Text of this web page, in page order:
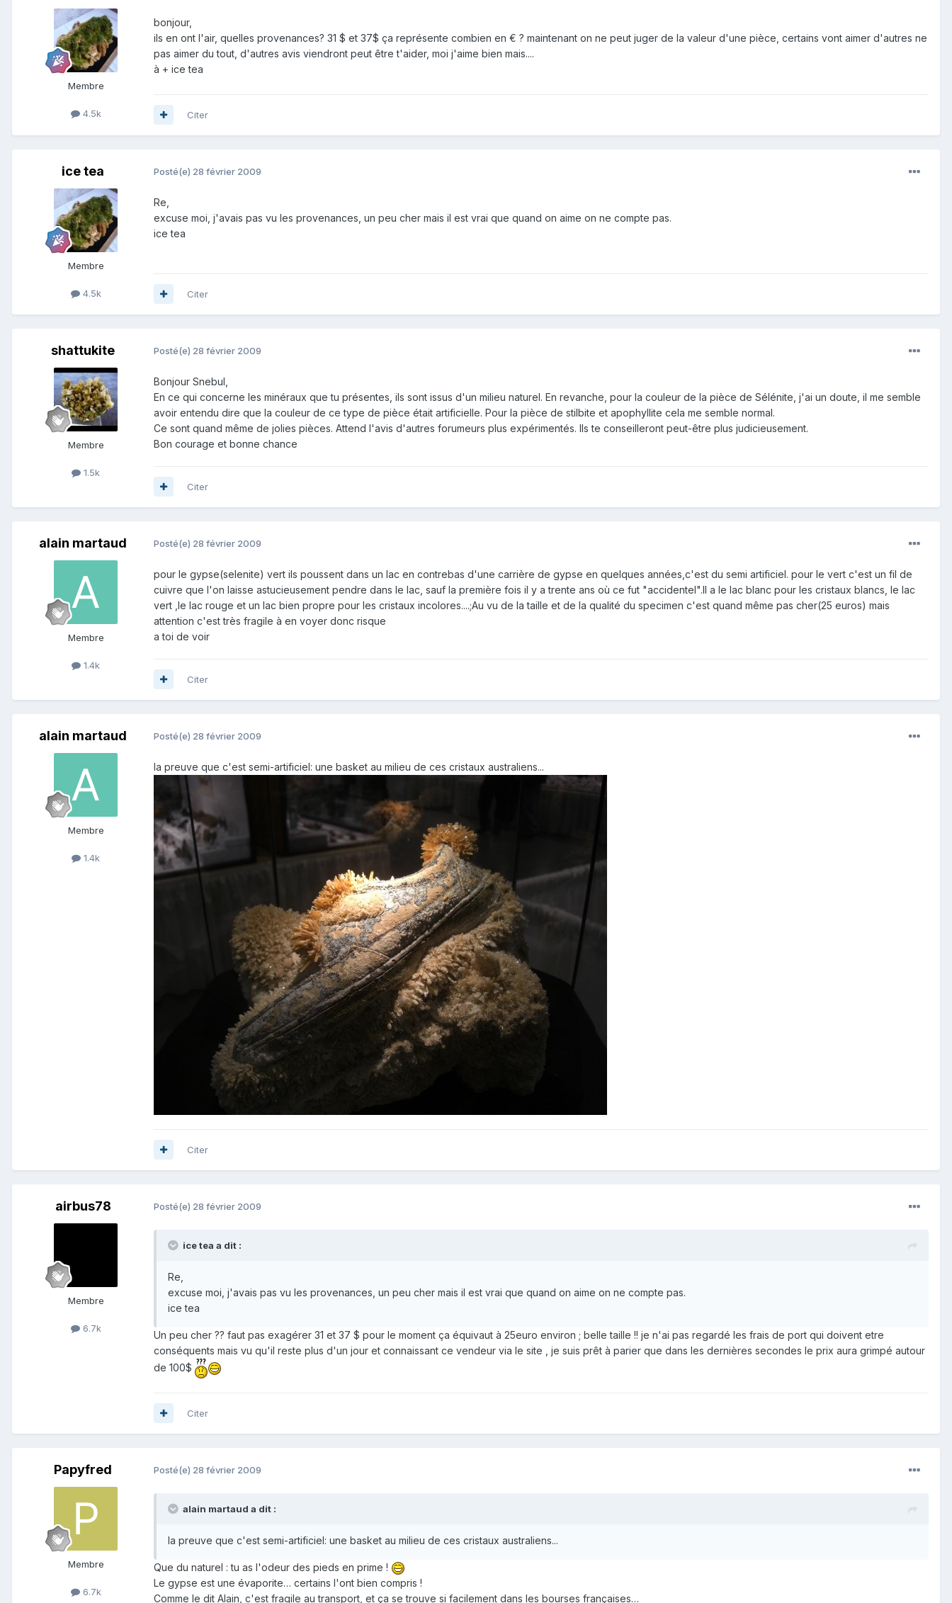
Membre
4.5k
bonjour,
ils en ont l'air, quelles provenances? 31 $ et 37$ ça représente combien en € ? maintenant on ne peut juger de la valeur d'une pièce, certains vont aimer d'autres ne
pas aimer du tout, d'autres avis viendront peut être t'aider, moi j'aime bien mais....
à + ice tea
Citer
ice tea
Membre
4.5k
Posté(e) 28 février 2009
Re,
excuse moi, j'avais pas vu les provenances, un peu cher mais il est vrai que quand on aime on ne compte pas.
ice tea
Citer
shattukite
Membre
1.5k
Posté(e) 28 février 2009
Bonjour Snebul,
En ce qui concerne les minéraux que tu présentes, ils sont issus d'un milieu naturel. En revanche, pour la couleur de la pièce de Sélénite, j'ai un doute, il me semble
avoir entendu dire que la couleur de ce type de pièce était artificielle. Pour la pièce de stilbite et apophyllite cela me semble normal.
Ce sont quand même de jolies pièces. Attend l'avis d'autres forumeurs plus expérimentés. Ils te conseilleront peut-être plus judicieusement.
Bon courage et bonne chance
Citer
alain martaud
Membre
1.4k
Posté(e) 28 février 2009
pour le gypse(selenite) vert ils poussent dans un lac en contrebas d'une carrière de gypse en quelques années,c'est du semi artificiel. pour le vert c'est un fil de
cuivre que l'on laisse astucieusement pendre dans le lac, sauf la première fois il y a trente ans où ce fut "accidentel".Il a le lac blanc pour les cristaux blancs, le lac
vert ,le lac rouge et un lac bien propre pour les cristaux incolores....;Au vu de la taille et de la qualité du specimen c'est quand même pas cher(25 euros) mais
attention c'est très fragile à en voyer donc risque
a toi de voir
Citer
alain martaud
Membre
1.4k
Posté(e) 28 février 2009
la preuve que c'est semi-artificiel: une basket au milieu de ces cristaux australiens...
Citer
airbus78
Membre
6.7k
Posté(e) 28 février 2009
ice tea a dit :
Re,
excuse moi, j'avais pas vu les provenances, un peu cher mais il est vrai que quand on aime on ne compte pas.
ice tea
Un peu cher ?? faut pas exagérer 31 et 37 $ pour le moment ça équivaut à 25euro environ ; belle taille !! je n'ai pas regardé les frais de port qui doivent etre
conséquents mais vu qu'il reste plus d'un jour et connaissant ce vendeur via le site , je suis prêt à parier que dans les dernières secondes le prix aura grimpé autour
de 100$
Citer
Papyfred
Membre
6.7k
Posté(e) 28 février 2009
alain martaud a dit :
la preuve que c'est semi-artificiel: une basket au milieu de ces cristaux australiens...
Que du naturel : tu as l'odeur des pieds en prime !
Le gypse est une évaporite… certains l'ont bien compris !
Comme le dit Alain, c'est fragile au transport, et ça se trouve si facilement dans les bourses françaises…